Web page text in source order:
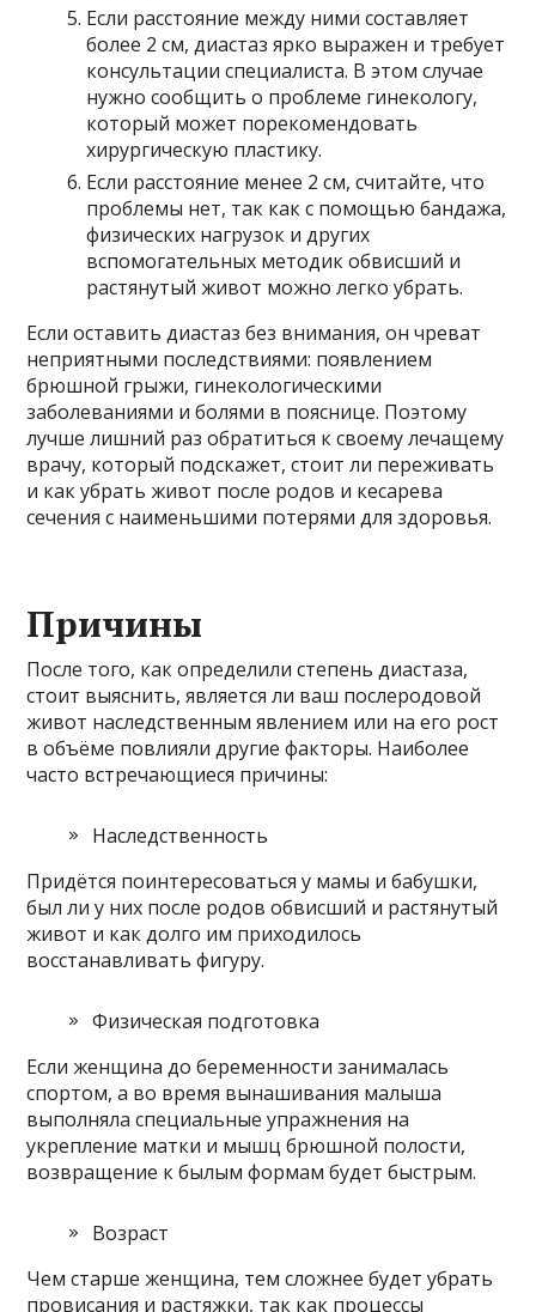
Если расстояние между ними составляет
более 2 см, диастаз ярко выражен и требует
консультации специалиста. В этом случае
нужно сообщить о проблеме гинекологу,
который может порекомендовать
хирургическую пластику.
Если расстояние менее 2 см, считайте, что
проблемы нет, так как с помощью бандажа,
физических нагрузок и других
вспомогательных методик обвисший и
растянутый живот можно легко убрать.
Если оставить диастаз без внимания, он чреват
неприятными последствиями: появлением
брюшной грыжи, гинекологическими
заболеваниями и болями в пояснице. Поэтому
лучше лишний раз обратиться к своему лечащему
врачу, который подскажет, стоит ли переживать
и как убрать живот после родов и кесарева
сечения с наименьшими потерями для здоровья.
Причины
После того, как определили степень диастаза,
стоит выяснить, является ли ваш послеродовой
живот наследственным явлением или на его рост
в объёме повлияли другие факторы. Наиболее
часто встречающиеся причины:
Наследственность
Придётся поинтересоваться у мамы и бабушки,
был ли у них после родов обвисший и растянутый
живот и как долго им приходилось
восстанавливать фигуру.
Физическая подготовка
Если женщина до беременности занималась
спортом, а во время вынашивания малыша
выполняла специальные упражнения на
укрепление матки и мышц брюшной полости,
возвращение к былым формам будет быстрым.
Возраст
Чем старше женщина, тем сложнее будет убрать
провисания и растяжки, так как процессы